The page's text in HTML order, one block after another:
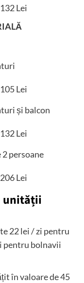
Lei
Lei
și balcon
Lei
persoane
Lei
unității
22 lei / zi pentru
pentru bolnavii
în valoare de 45